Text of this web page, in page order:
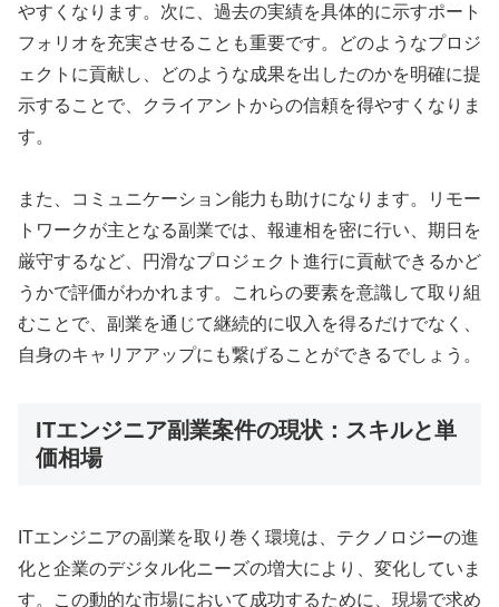
やすくなります。次に、過去の実績を具体的に示すポート
フォリオを充実させることも重要です。どのようなプロジ
ェクトに貢献し、どのような成果を出したのかを明確に提
示することで、クライアントからの信頼を得やすくなりま
す。
また、コミュニケーション能力も助けになります。リモー
トワークが主となる副業では、報連相を密に行い、期日を
厳守するなど、円滑なプロジェクト進行に貢献できるかど
うかで評価がわかれます。これらの要素を意識して取り組
むことで、副業を通じて継続的に収入を得るだけでなく、
自身のキャリアアップにも繋げることができるでしょう。
ITエンジニア副業案件の現状：スキルと単
価相場
ITエンジニアの副業を取り巻く環境は、テクノロジーの進
化と企業のデジタル化ニーズの増大により、変化していま
す。この動的な市場において成功するために、現場で求め